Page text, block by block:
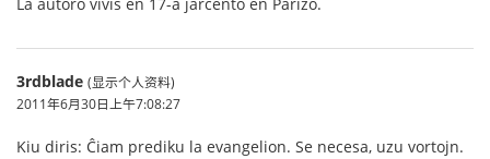
La aŭtoro vivis en 17-a jarcento en Parizo.
3rdblade (显示个人资料)
2011年6月30日上午7:08:27
Kiu diris: Ĉiam prediku la evangelion. Se necesa, uzu vortojn.